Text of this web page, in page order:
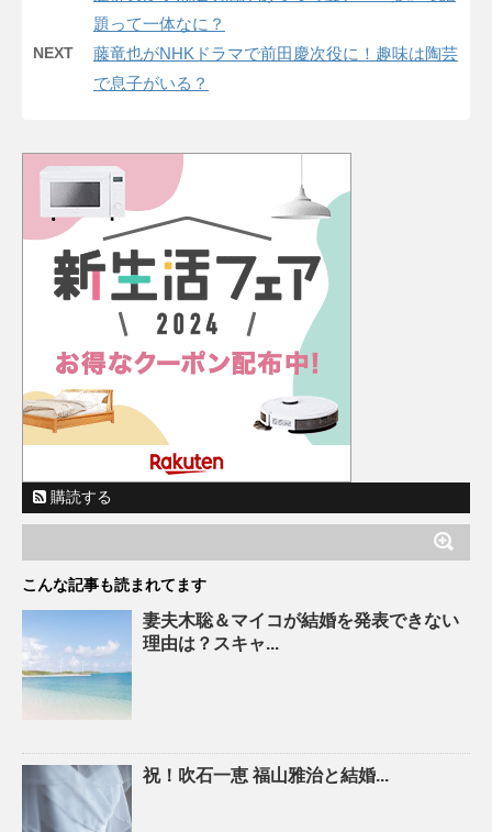
題って一体なに？
NEXT
藤竜也がNHKドラマで前田慶次役に！趣味は陶芸
で息子がいる？
購読する
こんな記事も読まれてます
妻夫木聡＆マイコが結婚を発表できない
理由は？スキャ...
祝！吹石一恵 福山雅治と結婚...